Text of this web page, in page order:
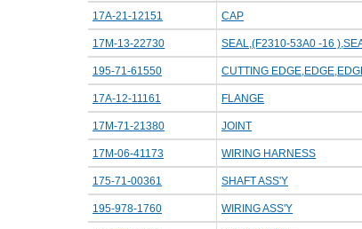
17A-21-12151 CAP
17M-13-22730 SEAL,(F2310-53A0 -16
195-71-61550 CUTTING
17A-12-11161 FLANGE
17M-71-21380 JOINT
17M-06-41173 WIRING HARNESS
175-71-00361 SHAFT ASS'Y
195-978-1760 WIRING ASS'Y